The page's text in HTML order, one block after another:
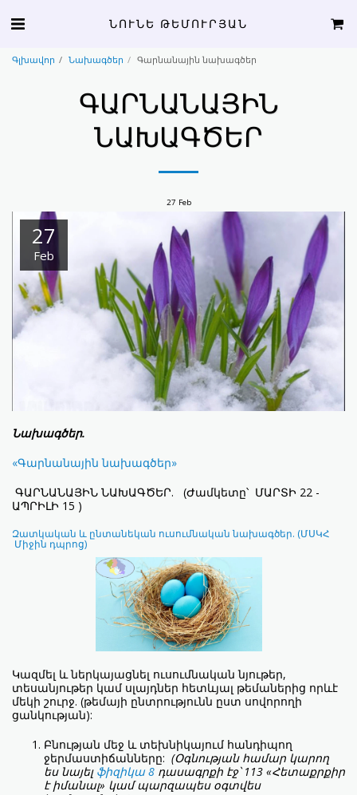
ՆՈՒՆԵ ԹԵՄՈՒՐՅԱՆ
Գլխավոր Նախագծեր Գարնանային նախագծեր
ԳԱՐՆԱՆԱՅԻՆ
ՆԱԽԱԳԾԵՐ
27 Feb
27
Feb
Նախագծեր.
«Գարնանային նախագծեր»
ԳԱՐՆԱՆԱՅԻՆ ՆԱԽԱԳԾԵՐ. (Ժամկետը՝ ՄԱՐՏԻ 22 -
ԱՊՐԻԼԻ 15 )
Զատկական և ընտանեկան ուսումնական նախագծեր. (ՄՍԿՀ
Միջին դպրոց)
Կազմել և ներկայացնել ուսումնական նյութեր,
տեսանյութեր կամ սլայդներ հետևյալ թեմաներից որևէ
մեկի շուրջ. (թեմայի ընտրությունն ըստ սովորողի
ցանկության):
Բնության մեջ և տեխնիկայում հանդիպող
ջերմաստիճանները: (Օգնության համար կարող
ես նայել ֆիզիկա 8 դասագրքի էջ՝ 113 «Հետաքրքիր
է իմանալ» կամ պարզապես օգտվես